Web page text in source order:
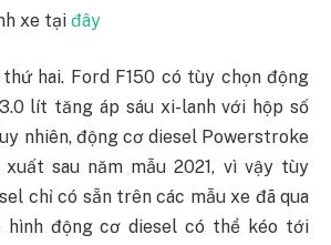
xe tại đây
hai. Ford F150 có tùy chọn động
lít tăng áp sáu xi-lanh với hộp số
nhiên, động cơ diesel Powerstroke
sau năm mẫu 2021, vì vậy tùy
chỉ có sẵn trên các mẫu xe đã qua
hình động cơ diesel có thể kéo tới